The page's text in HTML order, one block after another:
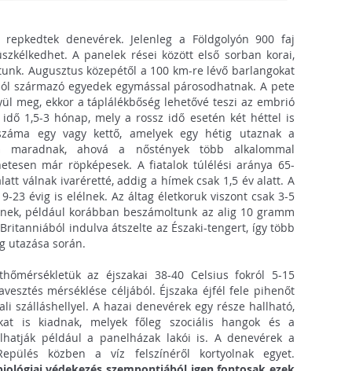
denevérek. Jelenleg a Földgolyón 900 faj
A panelek rései között első sorban korai,
Augusztus közepétől a 100 km-re lévő barlangokat
származó egyedek egymással párosodhatnak. A pete
meg, ekkor a táplálékbőség lehetővé teszi az embrió
1,5-3 hónap, mely a rossz idő esetén két héttel is
egy vagy kettő, amelyek egy hétig utaznak a
maradnak, ahová a nőstények több alkalommal
már röpképesek. A fiatalok túlélési aránya 65-
válnak ivaréretté, addig a hímek csak 1,5 év alatt. A
23 évig is elélnek. Az áltag életkoruk viszont csak 3-5
például korábban beszámoltunk az alig 10 gramm
indulva átszelte az Északi-tengert, így több
utazása során.
az éjszakai 38-40 Celsius fokról 5-15
mérséklése céljából. Éjszaka éjfél fele pihenőt
szálláshellyel. A hazai denevérek egy része hallható,
is kiadnak, melyek főleg szociális hangok és a
például a panelházak lakói is. A denevérek a
közben a víz felszínéről kortyolnak egyet.